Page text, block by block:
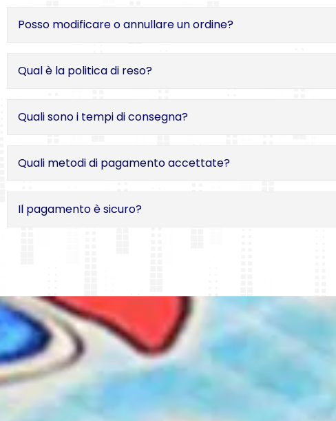
Posso modificare o annullare un ordine?
Qual è la politica di reso?
Quali sono i tempi di consegna?
Quali metodi di pagamento accettate?
Il pagamento è sicuro?